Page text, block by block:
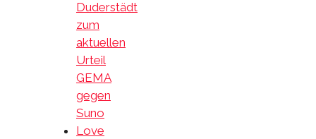
Duderstädt
zum
aktuellen
Urteil
GEMA
gegen
Suno
Love